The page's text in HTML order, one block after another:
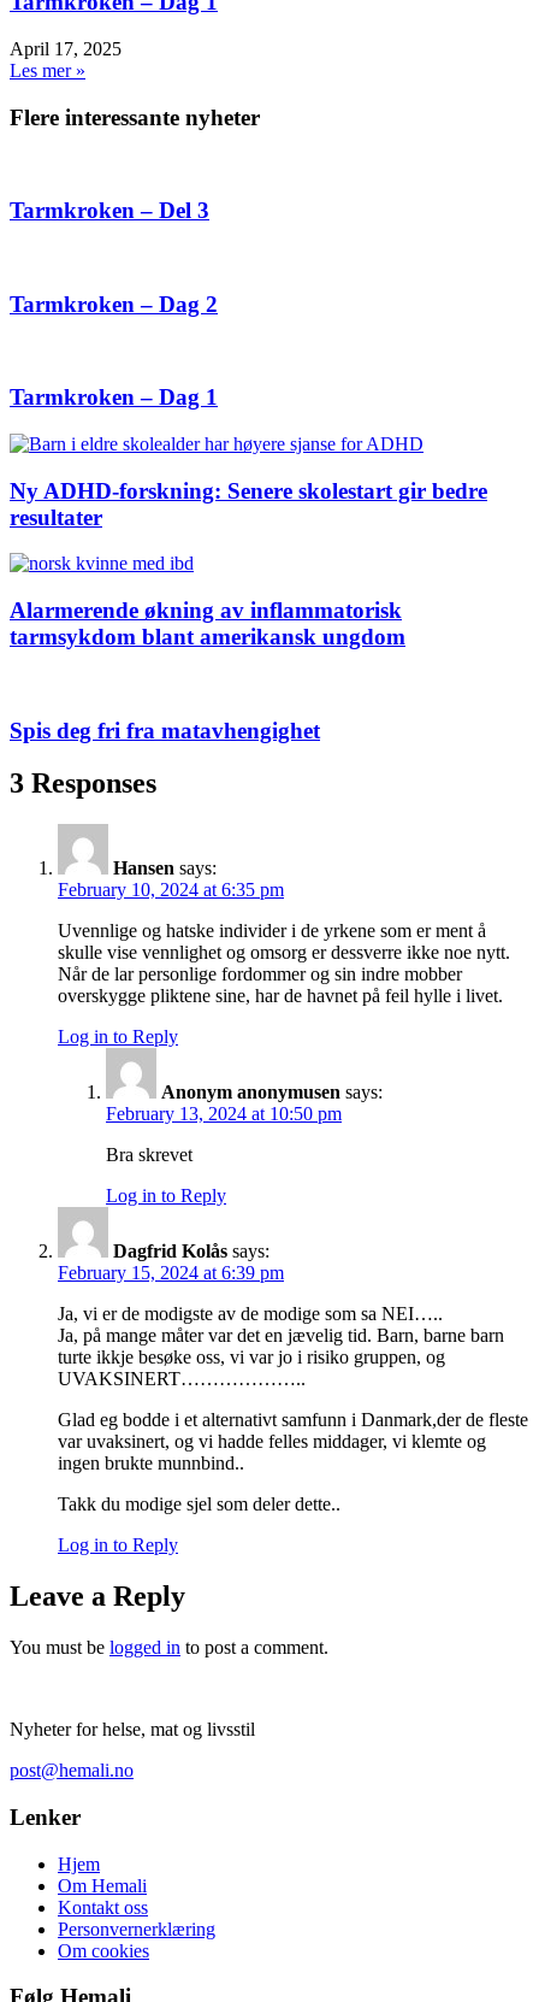
April 17, 2025
Les mer »
Flere interessante nyheter
Tarmkroken – Del 3
Tarmkroken – Dag 2
Tarmkroken – Dag 1
Ny ADHD-forskning: Senere skolestart gir bedre
resultater
Alarmerende økning av inflammatorisk
tarmsykdom blant amerikansk ungdom
Spis deg fri fra matavhengighet
3 Responses
Hansen says:
February 10, 2024 at 6:35 pm
Uvennlige og hatske individer i de yrkene som er ment å
skulle vise vennlighet og omsorg er dessverre ikke noe nytt.
Når de lar personlige fordommer og sin indre mobber
overskygge pliktene sine, har de havnet på feil hylle i livet.
Log in to Reply
Anonym anonymusen says:
February 13, 2024 at 10:50 pm
Bra skrevet
Log in to Reply
Dagfrid Kolås says:
February 15, 2024 at 6:39 pm
Ja, vi er de modigste av de modige som sa NEI…..
Ja, på mange måter var det en jævelig tid. Barn, barne barn
turte ikkje besøke oss, vi var jo i risiko gruppen, og
UVAKSINERT………………..
Glad eg bodde i et alternativt samfunn i Danmark,der de fleste
var uvaksinert, og vi hadde felles middager, vi klemte og
ingen brukte munnbind..
Takk du modige sjel som deler dette..
Log in to Reply
Leave a Reply
You must be logged in to post a comment.
Nyheter for helse, mat og livsstil
post@hemali.no
Lenker
Hjem
Om Hemali
Kontakt oss
Personvernerklæring
Om cookies